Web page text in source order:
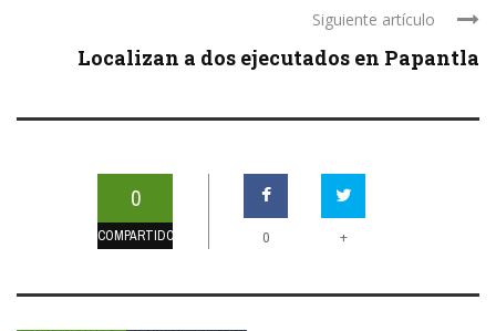
Siguiente artículo
Localizan a dos ejecutados en Papantla
0
COMPARTIDOS 0 +